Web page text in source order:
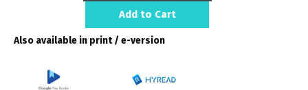
Add to Cart
Also available in print / e-version